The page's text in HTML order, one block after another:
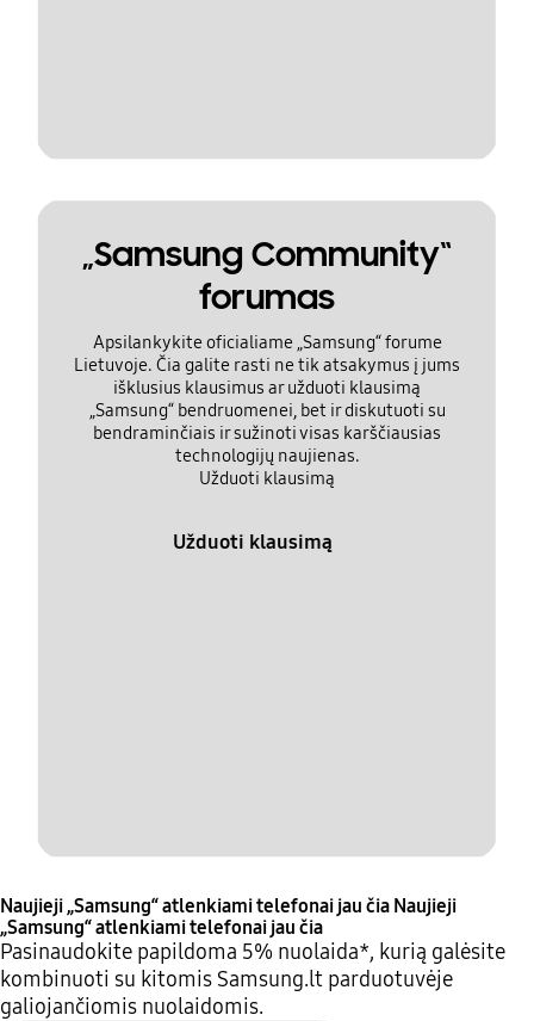
„Samsung Community“
forumas
Apsilankykite oficialiame „Samsung“ forume
Lietuvoje. Čia galite rasti ne tik atsakymus į jums
išklusius klausimus ar užduoti klausimą
„Samsung“ bendruomenei, bet ir diskutuoti su
bendraminčiais ir sužinoti visas karščiausias
technologijų naujienas.
Užduoti klausimą
Užduoti klausimą
Naujieji „Samsung“ atlenkiami telefonai jau čia Naujieji
„Samsung“ atlenkiami telefonai jau čia
Pasinaudokite papildoma 5% nuolaida*, kurią galėsite
kombinuoti su kitomis Samsung.lt parduotuvėje
galiojančiomis nuolaidomis.